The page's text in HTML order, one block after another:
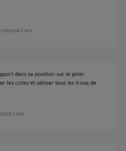
presque 2 ans
dans sa position sur le pilier.
les cotes et utiliser tous les trous de
2 ans